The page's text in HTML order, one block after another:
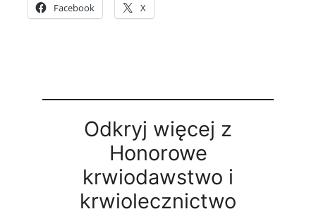
Facebook X
Odkryj więcej z
Honorowe
krwiodawstwo i
krwiolecznictwo